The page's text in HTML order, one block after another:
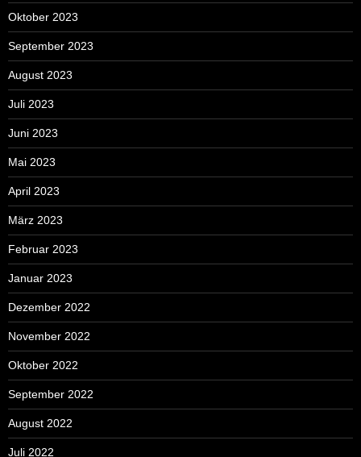
Oktober 2023
September 2023
August 2023
Juli 2023
Juni 2023
Mai 2023
April 2023
März 2023
Februar 2023
Januar 2023
Dezember 2022
November 2022
Oktober 2022
September 2022
August 2022
Juli 2022